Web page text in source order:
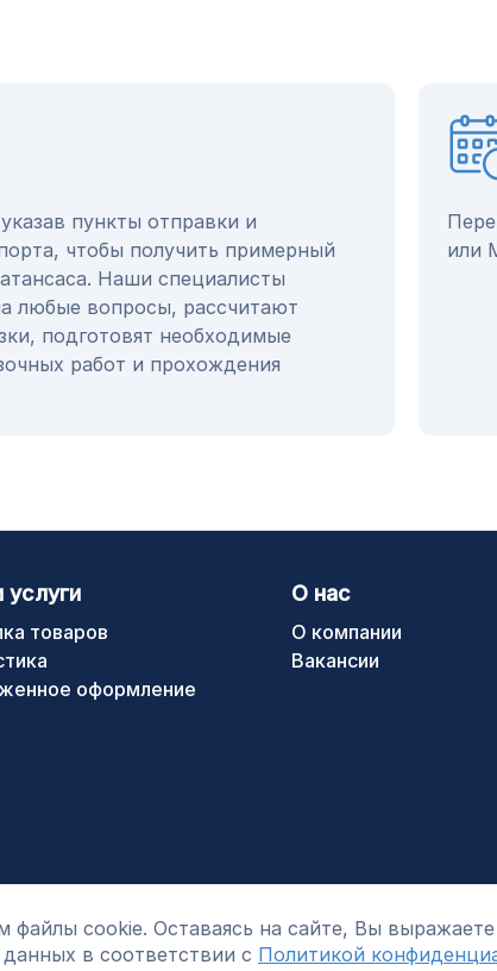
пункты отправки и
чтобы получить примерный
Наши специалисты
любые вопросы, рассчитают
подготовят необходимые
работ и прохождения
или
файлы cookie. Оставаясь на сайте, Вы выражаете
в соответствии с Политикой
товаров
услуги
оформление
О нас
О компании
Вакансии